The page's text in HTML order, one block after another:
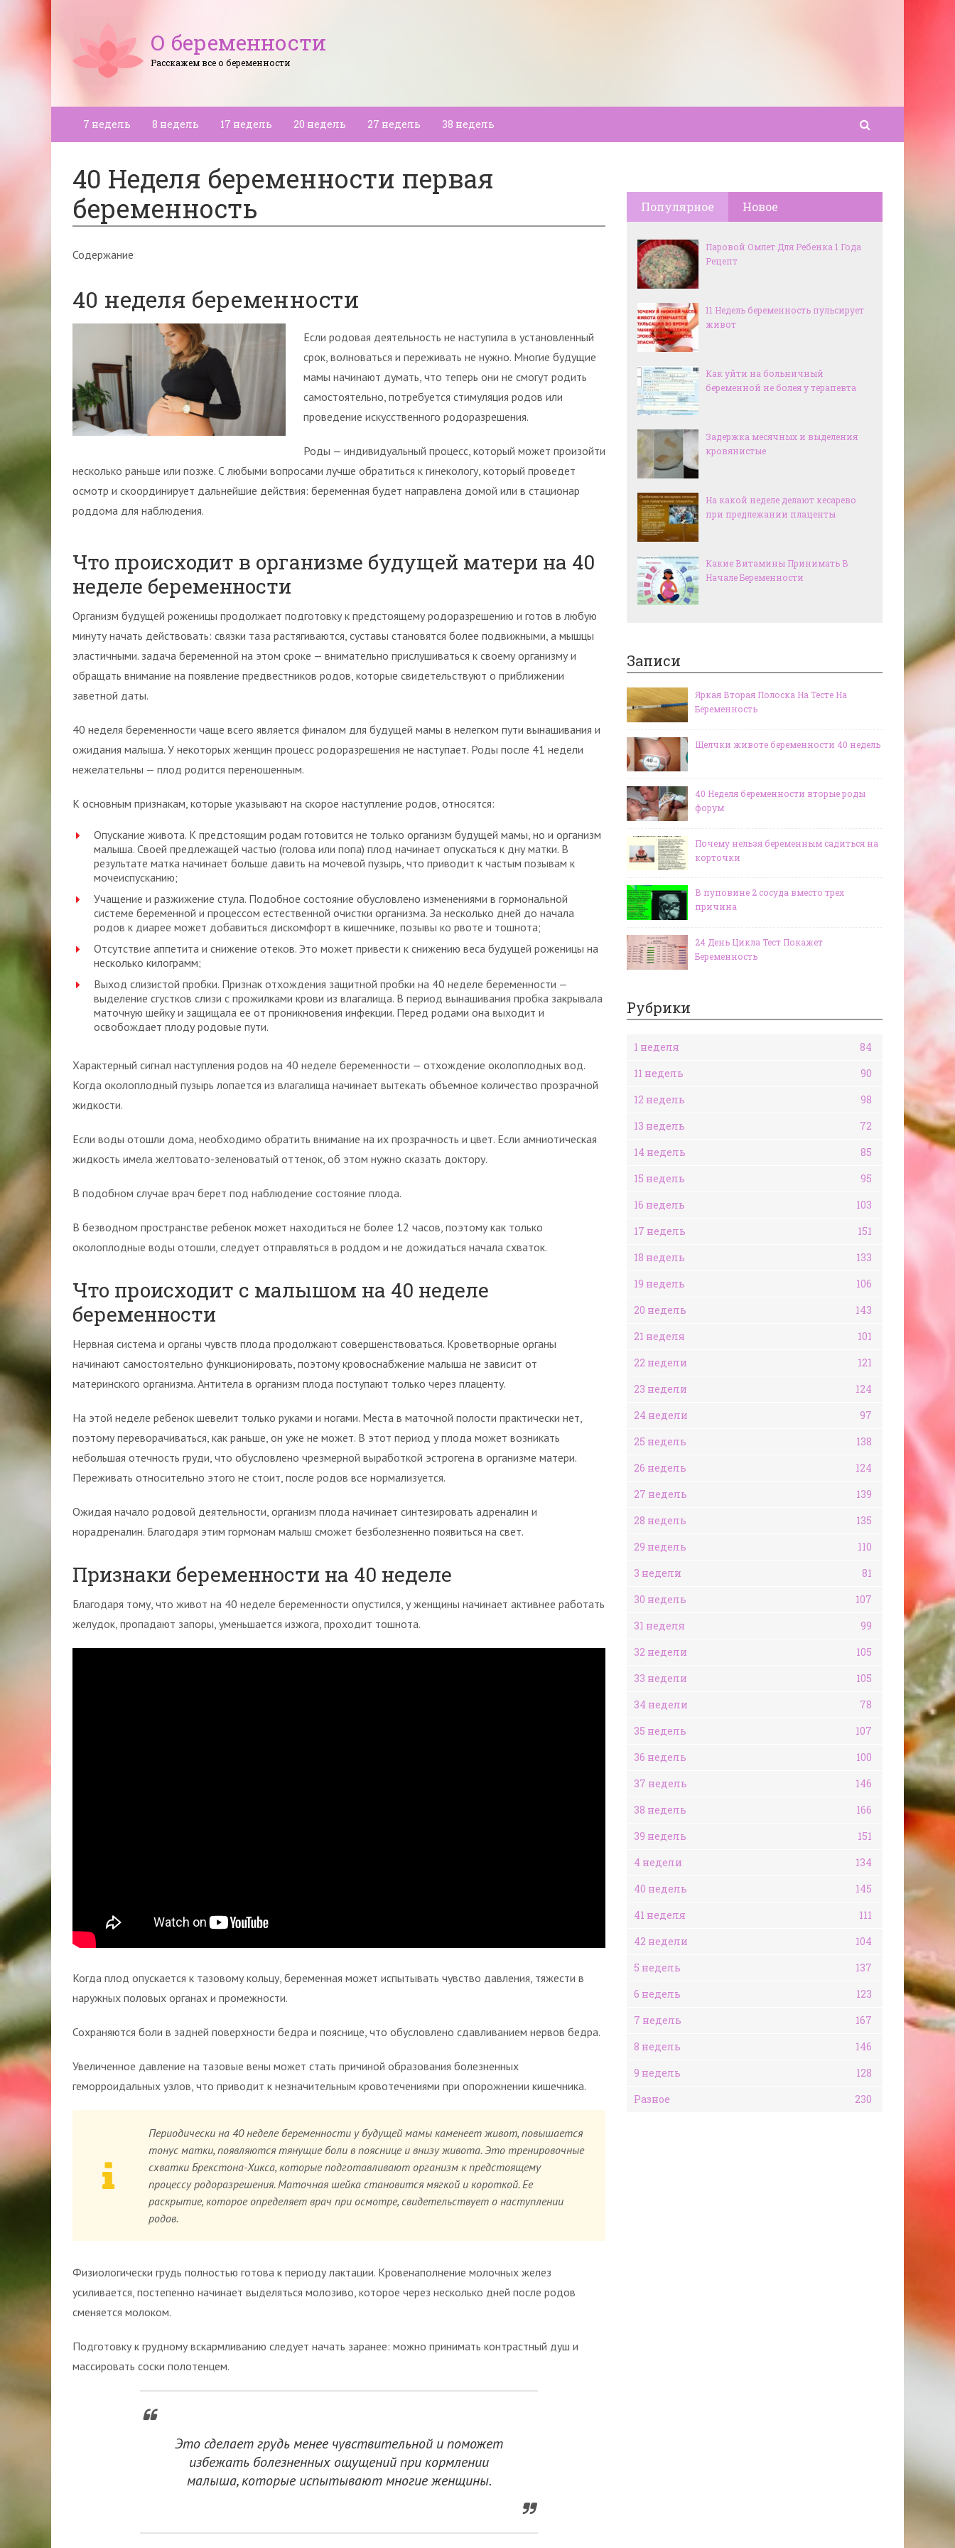
О беременности
Расскажем все о беременности
7 недель 8 недель 17 недель 20 недель 27 недель 38 недель
40 Неделя беременности первая
беременность
Содержание
40 неделя беременности
Если родовая деятельность не наступила в установленный
срок, волноваться и переживать не нужно. Многие будущие
мамы начинают думать, что теперь они не смогут родить
самостоятельно, потребуется стимуляция родов или
проведение искусственного родоразрешения.
Роды — индивидуальный процесс, который может произойти
несколько раньше или позже. С любыми вопросами лучше обратиться к гинекологу, который проведет
осмотр и скоординирует дальнейшие действия: беременная будет направлена домой или в стационар
роддома для наблюдения.
Что происходит в организме будущей матери на 40
неделе беременности
Организм будущей роженицы продолжает подготовку к предстоящему родоразрешению и готов в любую
минуту начать действовать: связки таза растягиваются, суставы становятся более подвижными, а мышцы
эластичными. задача беременной на этом сроке — внимательно прислушиваться к своему организму и
обращать внимание на появление предвестников родов, которые свидетельствуют о приближении
заветной даты.
40 неделя беременности чаще всего является финалом для будущей мамы в нелегком пути вынашивания и
ожидания малыша. У некоторых женщин процесс родоразрешения не наступает. Роды после 41 недели
нежелательны — плод родится переношенным.
К основным признакам, которые указывают на скорое наступление родов, относятся:
Опускание живота. К предстоящим родам готовится не только организм будущей мамы, но и организм
малыша. Своей предлежащей частью (голова или попа) плод начинает опускаться к дну матки. В
результате матка начинает больше давить на мочевой пузырь, что приводит к частым позывам к
мочеиспусканию;
Учащение и разжижение стула. Подобное состояние обусловлено изменениями в гормональной
системе беременной и процессом естественной очистки организма. За несколько дней до начала
родов к диарее может добавиться дискомфорт в кишечнике, позывы ко рвоте и тошнота;
Отсутствие аппетита и снижение отеков. Это может привести к снижению веса будущей роженицы на
несколько килограмм;
Выход слизистой пробки. Признак отхождения защитной пробки на 40 неделе беременности —
выделение сгустков слизи с прожилками крови из влагалища. В период вынашивания пробка закрывала
маточную шейку и защищала ее от проникновения инфекции. Перед родами она выходит и
освобождает плоду родовые пути.
Характерный сигнал наступления родов на 40 неделе беременности — отхождение околоплодных вод.
Когда околоплодный пузырь лопается из влагалища начинает вытекать объемное количество прозрачной
жидкости.
Если воды отошли дома, необходимо обратить внимание на их прозрачность и цвет. Если амниотическая
жидкость имела желтовато-зеленоватый оттенок, об этом нужно сказать доктору.
В подобном случае врач берет под наблюдение состояние плода.
В безводном пространстве ребенок может находиться не более 12 часов, поэтому как только
околоплодные воды отошли, следует отправляться в роддом и не дожидаться начала схваток.
Что происходит с малышом на 40 неделе
беременности
Нервная система и органы чувств плода продолжают совершенствоваться. Кроветворные органы
начинают самостоятельно функционировать, поэтому кровоснабжение малыша не зависит от
материнского организма. Антитела в организм плода поступают только через плаценту.
На этой неделе ребенок шевелит только руками и ногами. Места в маточной полости практически нет,
поэтому переворачиваться, как раньше, он уже не может. В этот период у плода может возникать
небольшая отечность груди, что обусловлено чрезмерной выработкой эстрогена в организме матери.
Переживать относительно этого не стоит, после родов все нормализуется.
Ожидая начало родовой деятельности, организм плода начинает синтезировать адреналин и
норадреналин. Благодаря этим гормонам малыш сможет безболезненно появиться на свет.
Признаки беременности на 40 неделе
Благодаря тому, что живот на 40 неделе беременности опустился, у женщины начинает активнее работать
желудок, пропадают запоры, уменьшается изжога, проходит тошнота.
Когда плод опускается к тазовому кольцу, беременная может испытывать чувство давления, тяжести в
наружных половых органах и промежности.
Сохраняются боли в задней поверхности бедра и пояснице, что обусловлено сдавливанием нервов бедра.
Увеличенное давление на тазовые вены может стать причиной образования болезненных
геморроидальных узлов, что приводит к незначительным кровотечениями при опорожнении кишечника.
Периодически на 40 неделе беременности у будущей мамы каменеет живот, повышается
тонус матки, появляются тянущие боли в пояснице и внизу живота. Это тренировочные
схватки Брекстона-Хикса, которые подготавливают организм к предстоящему
процессу родоразрешения. Маточная шейка становится мягкой и короткой. Ее
раскрытие, которое определяет врач при осмотре, свидетельствует о наступлении
родов.
Физиологически грудь полностью готова к периоду лактации. Кровенаполнение молочных желез
усиливается, постепенно начинает выделяться молозиво, которое через несколько дней после родов
сменяется молоком.
Подготовку к грудному вскармливанию следует начать заранее: можно принимать контрастный душ и
массировать соски полотенцем.
Это сделает грудь менее чувствительной и поможет
избежать болезненных ощущений при кормлении
малыша, которые испытывают многие женщины.
Популярное Новое
Паровой Омлет Для Ребенка 1 Года
Рецепт
11 Недель беременность пульсирует
живот
Как уйти на больничный
беременной не болея у терапевта
Задержка месячных и выделения
кровянистые
На какой неделе делают кесарево
при предлежании плаценты
Какие Витамины Принимать В
Начале Беременности
Записи
Яркая Вторая Полоска На Тесте На
Беременность
Щелчки животе беременности 40 недель
40 Неделя беременности вторые роды
форум
Почему нельзя беременным садиться на
корточки
В пуповине 2 сосуда вместо трех
причина
24 День Цикла Тест Покажет
Беременность
Рубрики
1 неделя
84
11 недель
90
12 недель
98
13 недель
72
14 недель
85
15 недель
95
16 недель
103
17 недель
151
18 недель
133
19 недель
106
20 недель
143
21 неделя
101
22 недели
121
23 недели
124
24 недели
97
25 недель
138
26 недель
124
27 недель
139
28 недель
135
29 недель
110
3 недели
81
30 недель
107
31 неделя
99
32 недели
105
33 недели
105
34 недели
78
35 недель
107
36 недель
100
37 недель
146
38 недель
166
39 недель
151
4 недели
134
40 недель
145
41 неделя
111
42 недели
104
5 недель
137
6 недель
123
7 недель
167
8 недель
146
9 недель
128
Разное
230